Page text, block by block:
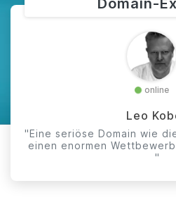
Domain-
online
Leo
"Eine seriöse Domain wie
einen enormen
"